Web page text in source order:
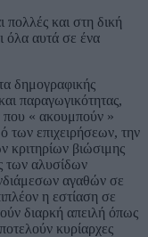
πολλές και στη δική
όλα αυτά σε ένα
δημογραφικής
παραγωγικότητας,
που « ακουμπούν »
των επιχειρήσεων, την
κριτηρίων βιώσιμης
των αλυσίδων
αγαθών σε
η εστίαση σε
διαρκή απειλή όπως
κυρίαρχες